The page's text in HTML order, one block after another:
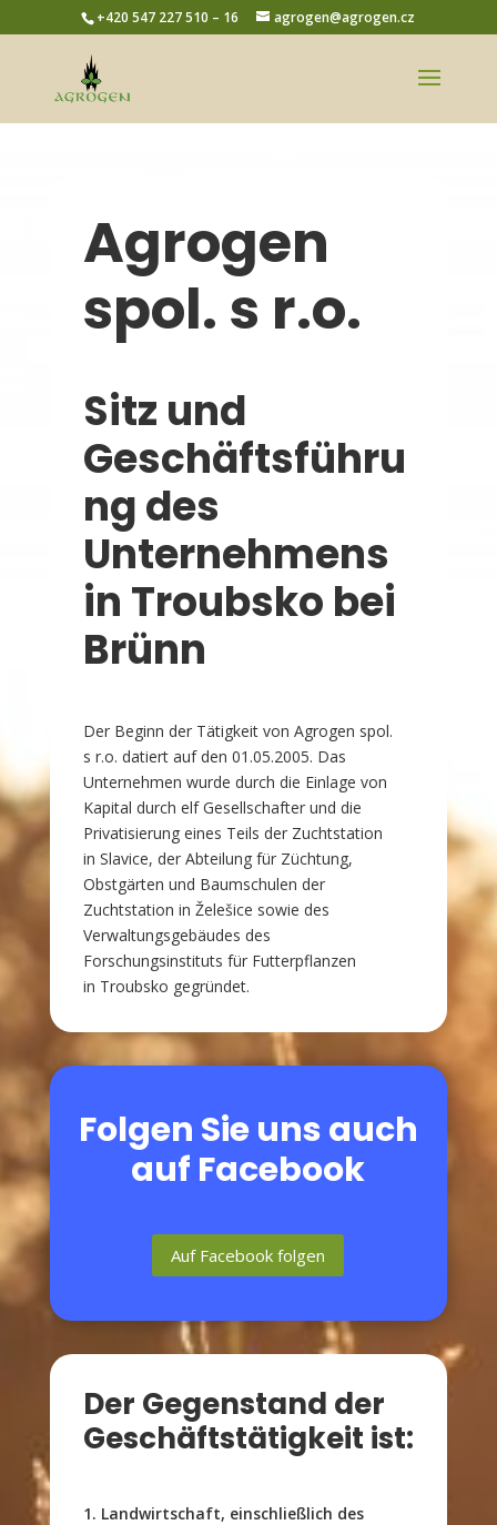
+420 547 227 510 – 16 agrogen@agrogen.cz
Agrogen
spol. s r.o.
Sitz und
Geschäftsführu
ng des
Unternehmens
in Troubsko bei
Brünn
Der Beginn der Tätigkeit von Agrogen spol.
s r.o. datiert auf den 01.05.2005. Das
Unternehmen wurde durch die Einlage von
Kapital durch elf Gesellschafter und die
Privatisierung eines Teils der Zuchtstation
in Slavice, der Abteilung für Züchtung,
Obstgärten und Baumschulen der
Zuchtstation in Želešice sowie des
Verwaltungsgebäudes des
Forschungsinstituts für Futterpflanzen
in Troubsko gegründet.
Folgen Sie uns auch
auf Facebook
Auf Facebook folgen
Der Gegenstand der
Geschäftstätigkeit ist:
1. Landwirtschaft, einschließlich des